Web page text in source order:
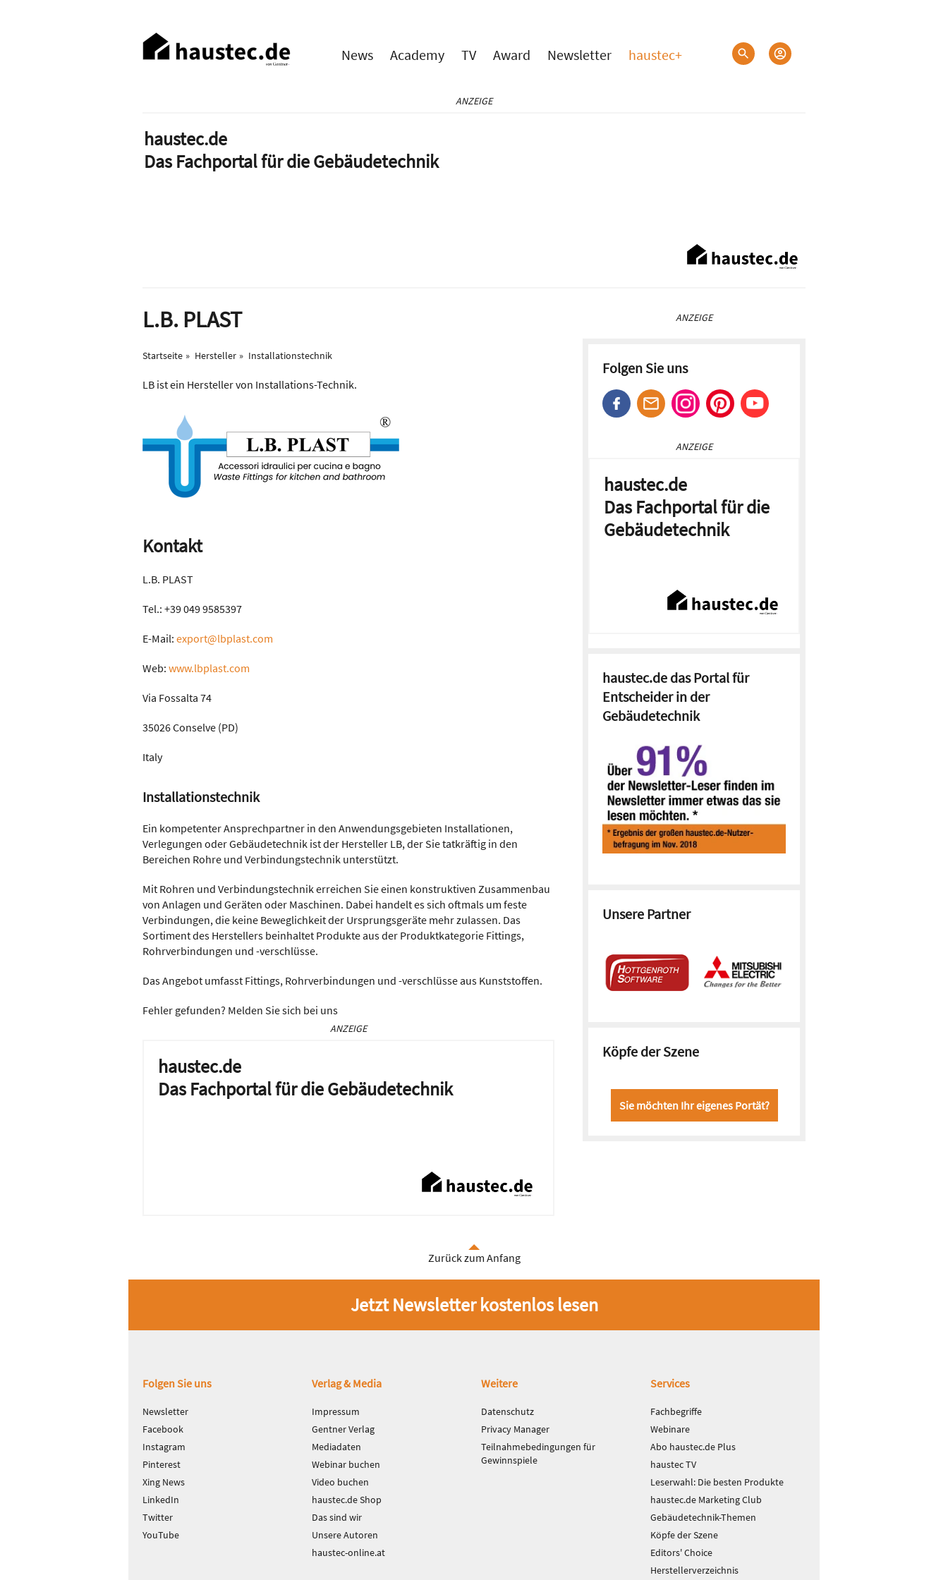
Haupt-
Navigation
News Academy TV Award Newsletter haustec+
ANZEIGE
haustec.de
Das Fachportal für die Gebäudetechnik
L.B. PLAST
Startseite Hersteller Installationstechnik
LB ist ein Hersteller von Installations-Technik.
Kontakt
L.B. PLAST
Tel.: +39 049 9585397
E-Mail: export@lbplast.com
Web: www.lbplast.com
Via Fossalta 74
35026 Conselve (PD)
Italy
Installationstechnik
Ein kompetenter Ansprechpartner in den Anwendungsgebieten Installationen,
Verlegungen oder Gebäudetechnik ist der Hersteller LB, der Sie tatkräftig in den
Bereichen Rohre und Verbindungstechnik unterstützt.
Mit Rohren und Verbindungstechnik erreichen Sie einen konstruktiven Zusammenbau
von Anlagen und Geräten oder Maschinen. Dabei handelt es sich oftmals um feste
Verbindungen, die keine Beweglichkeit der Ursprungsgeräte mehr zulassen. Das
Sortiment des Herstellers beinhaltet Produkte aus der Produktkategorie Fittings,
Rohrverbindungen und -verschlüsse.
Das Angebot umfasst Fittings, Rohrverbindungen und -verschlüsse aus Kunststoffen.
Fehler gefunden? Melden Sie sich bei uns
ANZEIGE
haustec.de
Das Fachportal für die Gebäudetechnik
ANZEIGE
Folgen Sie uns
ANZEIGE
haustec.de
Das Fachportal für die
Gebäudetechnik
haustec.de das Portal für
Entscheider in der
Gebäudetechnik
Unsere Partner
Köpfe der Szene
Sie möchten Ihr eigenes Portät?
Zurück zum Anfang
Jetzt Newsletter kostenlos lesen
Fußbereich
Folgen Sie uns
Newsletter
Facebook
Instagram
Pinterest
Xing News
LinkedIn
Twitter
YouTube
Verlag & Media
Impressum
Gentner Verlag
Mediadaten
Webinar buchen
Video buchen
haustec.de Shop
Das sind wir
Unsere Autoren
haustec-online.at
Weitere
Datenschutz
Privacy Manager
Teilnahmebedingungen für
Gewinnspiele
Services
Fachbegriffe
Webinare
Abo haustec.de Plus
haustec TV
Leserwahl: Die besten Produkte
haustec.de Marketing Club
Gebäudetechnik-Themen
Köpfe der Szene
Editors' Choice
Herstellerverzeichnis